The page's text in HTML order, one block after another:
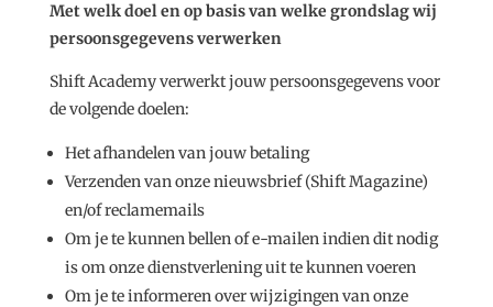
Met welk doel en op basis van welke grondslag wij
persoonsgegevens verwerken
Shift Academy verwerkt jouw persoonsgegevens voor
de volgende doelen:
Het afhandelen van jouw betaling
Verzenden van onze nieuwsbrief (Shift Magazine)
en/of reclamemails
Om je te kunnen bellen of e-mailen indien dit nodig
is om onze dienstverlening uit te kunnen voeren
Om je te informeren over wijzigingen van onze